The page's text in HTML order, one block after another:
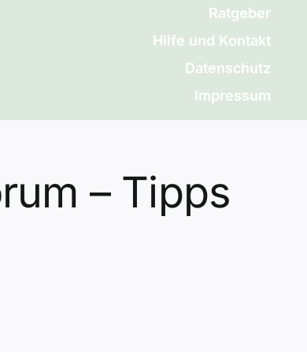
Ratgeber
Hilfe und Kontakt
Datenschutz
Impressum
– Tipps